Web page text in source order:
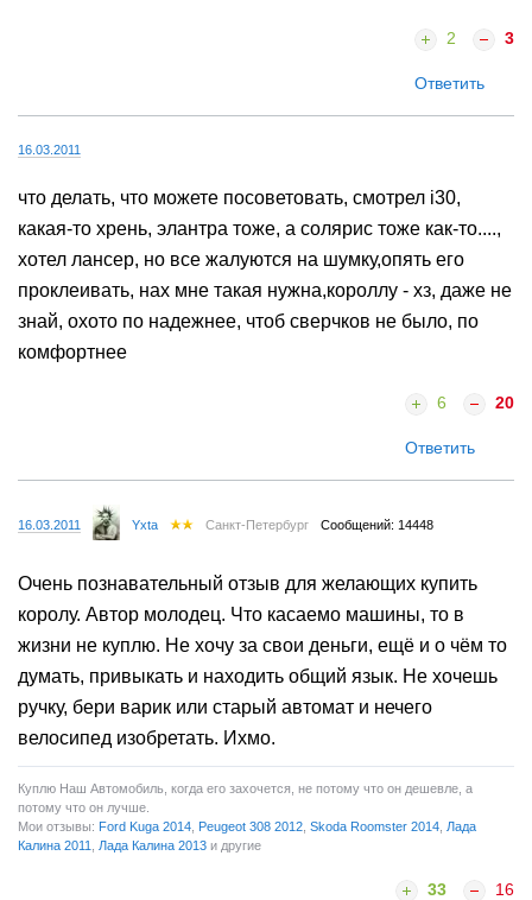
2 3
Ответить
16.03.2011
что делать, что можете посоветовать, смотрел i30,
какая-то хрень, элантра тоже, а солярис тоже как-то....,
хотел лансер, но все жалуются на шумку,опять его
проклеивать, нах мне такая нужна,короллу - хз, даже не
знай, охото по надежнее, чтоб сверчков не было, по
комфортнее
6 20
Ответить
16.03.2011 Yxta Санкт-Петербург Сообщений: 14448
Очень познавательный отзыв для желающих купить
королу. Автор молодец. Что касаемо машины, то в
жизни не куплю. Не хочу за свои деньги, ещё и о чём то
думать, привыкать и находить общий язык. Не хочешь
ручку, бери варик или старый автомат и нечего
велосипед изобретать. Ихмо.
Куплю Наш Автомобиль, когда его захочется, не потому что он дешевле, а
потому что он лучше.
Мои отзывы: Ford Kuga 2014 Peugeot 308 2012 Skoda Roomster 2014 Лада
Калина 2011
Лада Калина 2013 и другие
33 16